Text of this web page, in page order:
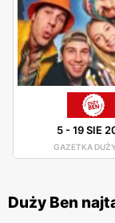
5-19 SIE
GAZETKA
Duży Ben